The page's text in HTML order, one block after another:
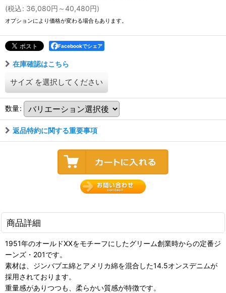
(税込: 36,080円 ～40,480円)
オプションにより価格が変わる場合もあります。
Facebookでシェア
在庫確認はこちら
サイズ を選択してください
数量:
返品特約に関する重要事項
商品詳細
1951年のオールドXXをモチーフにしたグリーム創業時からの定番ジ
ーンズ・201です。
素材は、ジンバブエ綿とアメリカ綿を混合した14.5オンスデニムが
採用されております。
重量感がありつつも、柔らかい質感が特徴です。